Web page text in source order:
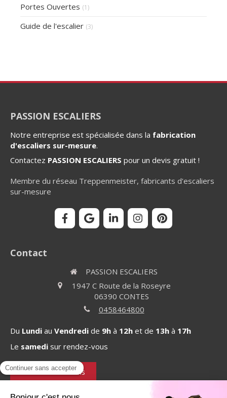
Portes Ouvertes (1)
Guide de l'escalier (3)
PASSION ESCALIERS
Notre entreprise est spécialisée dans la fabrication
d'escaliers sur-mesure.
Contactez PASSION ESCALIERS pour un devis gratuit !
Membre du réseau Treppenmeister, fabricants d'escaliers
sur-mesure
Contact
PASSION ESCALIERS
1947 C Route de la Roseyre
06390 CONTES
0458464800
Du Lundi au Vendredi de 9h à 12h et de 13h à 17h
Le samedi sur rendez-vous
Demander un devis